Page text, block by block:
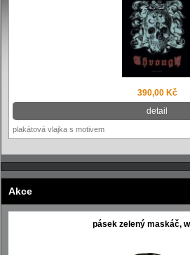
390,00 Kč
detail
plakátová vlajka s motivem
Akce
pásek zelený maskáč,